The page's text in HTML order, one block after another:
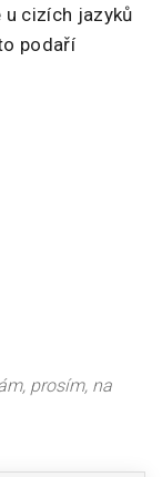
u cizích jazyků
podaří
prosím, na